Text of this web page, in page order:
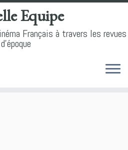
Equipe
Français à travers les revues
d'époque